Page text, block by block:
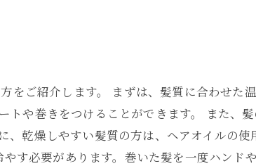
をご紹介します。 まずは、髪質に合わせた
や巻きをつけることができます。 また、
乾燥しやすい髪質の方は、ヘアオイルの使
す必要があります。巻いた髪を一度ハンド